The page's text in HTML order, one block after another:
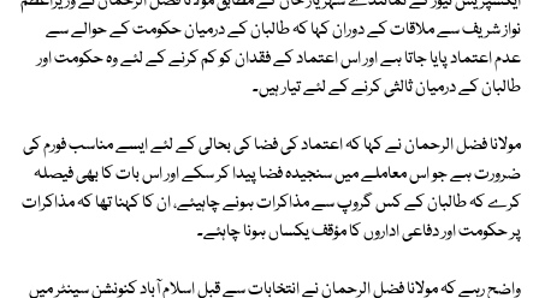
نواز شریف سے ملاقات کے دوران کہا کہ طالبان کے درمیان حکومت کے حوالے سے
عدم اعتماد پایا جاتا ہے اور اس اعتماد کے فقدان کو کم کرنے کے لئے وہ حکومت اور
طالبان کے درمیان ثالثی کرنے کے لئے تیار ہیں۔
مولانا فضل الرحمان نے کہا کہ اعتماد کی فضا کی بحالی کے لئے ایسے مناسب فورم کی
ضرورت ہے جو اس معاملے میں سنجیدہ فضا پیدا کر سکے اور اس بات کا بھی فیصلہ
کرے کہ طالبان کے کس گروپ سے مذاکرات ہونے چاہیئے، ان کا کہنا تھا کہ مذاکرات
پر حکومت اور دفاعی اداروں کا مؤقف یکساں ہونا چاہئے۔
واضح رہے کہ مولانا فضل الرحمان نے انتخابات سے قبل اسلام آباد کنونشن سینٹر میں